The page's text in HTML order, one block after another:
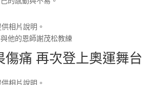
他的恩師謝茂松教練
傷痛 再次登上奧運舞台